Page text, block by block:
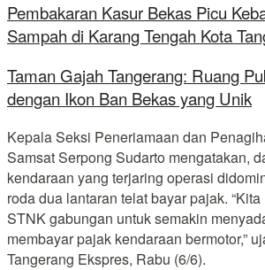
Pembakaran Kasur Bekas Picu
Sampah di Karang Tengah Kota
Taman Gajah Tangerang: Ruang
dengan Ikon Ban Bekas yang Unik
Kepala Seksi Peneriamaan dan
Samsat Serpong Sudarto mengatakan,
kendaraan yang terjaring operasi
roda dua lantaran telat bayar pajak.
STNK gabungan untuk semakin
membayar pajak kendaraan bermotor,”
Tangerang Ekspres, Rabu (6/6).